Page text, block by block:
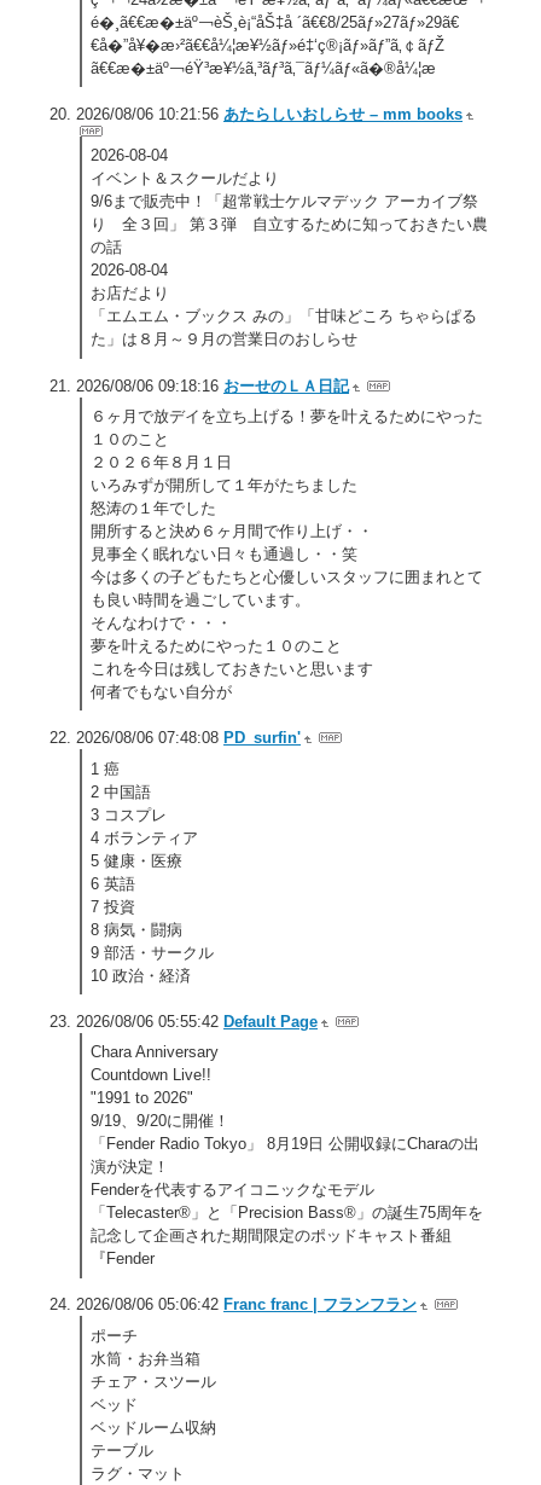
é�¸ã€€æ�±äº￢èŠ¸è¡“åŠ‡å ´ã€€8/25ãƒ»27ãƒ»29ã€
€å�”å¥�æ›²ã€€å¼¦æ¥½ãƒ»é‡‘ç®¡ãƒ»ãƒ”ã‚￠ãƒŽ
ã€€æ�±äº￢éŸ³æ¥½ã‚³ãƒ³ã‚¯ãƒ¼ãƒ«ã�®å¼¦æ
2026/08/06 10:21:56 あたらしいおしらせ – mm books
2026-08-04
イベント＆スクールだより
9/6まで販売中！「超常戦士ケルマデック アーカイブ祭
り 全３回」 第３弾 自立するために知っておきたい農
の話
2026-08-04
お店だより
「エムエム・ブックス みの」「甘味どころ ちゃらぱる
た」は８月～９月の営業日のおしらせ
2026/08/06 09:18:16 おーせのＬＡ日記
６ヶ月で放デイを立ち上げる！夢を叶えるためにやった
１０のこと
２０２６年８月１日
いろみずが開所して１年がたちました
怒涛の１年でした
開所すると決め６ヶ月間で作り上げ・・
見事全く眠れない日々も通過し・・笑
今は多くの子どもたちと心優しいスタッフに囲まれとて
も良い時間を過ごしています。
そんなわけで・・・
夢を叶えるためにやった１０のこと
これを今日は残しておきたいと思います
何者でもない自分が
2026/08/06 07:48:08 PD_surfin'
1 癌
2 中国語
3 コスプレ
4 ボランティア
5 健康・医療
6 英語
7 投資
8 病気・闘病
9 部活・サークル
10 政治・経済
2026/08/06 05:55:42 Default Page
Chara Anniversary
Countdown Live!!
"1991 to 2026"
9/19、9/20に開催！
「Fender Radio Tokyo」 8月19日 公開収録にCharaの出
演が決定！
Fenderを代表するアイコニックなモデル
「Telecaster®」と「Precision Bass®」の誕生75周年を
記念して企画された期間限定のポッドキャスト番組
『Fender
2026/08/06 05:06:42 Franc franc | フランフラン
ポーチ
水筒・お弁当箱
チェア・スツール
ベッド
ベッドルーム収納
テーブル
ラグ・マット